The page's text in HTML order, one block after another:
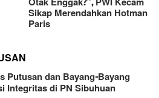
Sikap Merendahkan Hotman
Paris
Putusan dan Bayang-Bayang
Integritas di PN Sibuhuan